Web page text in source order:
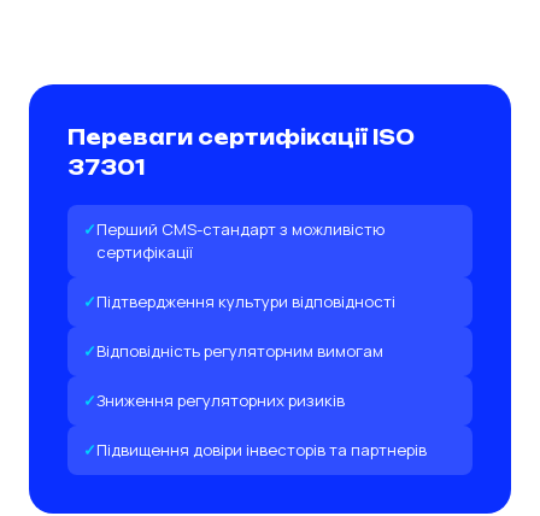
Переваги сертифікації ISO
37301
Перший CMS-стандарт з можливістю
сертифікації
Підтвердження культури відповідності
Відповідність регуляторним вимогам
Зниження регуляторних ризиків
Підвищення довіри інвесторів та партнерів